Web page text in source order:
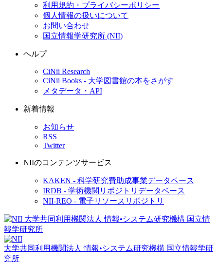
利用規約・プライバシーポリシー
個人情報の扱いについて
お問い合わせ
国立情報学研究所 (NII)
ヘルプ
CiNii Research
CiNii Books - 大学図書館の本をさがす
メタデータ・API
新着情報
お知らせ
RSS
Twitter
NIIのコンテンツサービス
KAKEN - 科学研究費助成事業データベース
IRDB - 学術機関リポジトリデータベース
NII-REO - 電子リソースリポジトリ
大学共同利用機関法人 情報•システム研究機構 国立情報学研
究所